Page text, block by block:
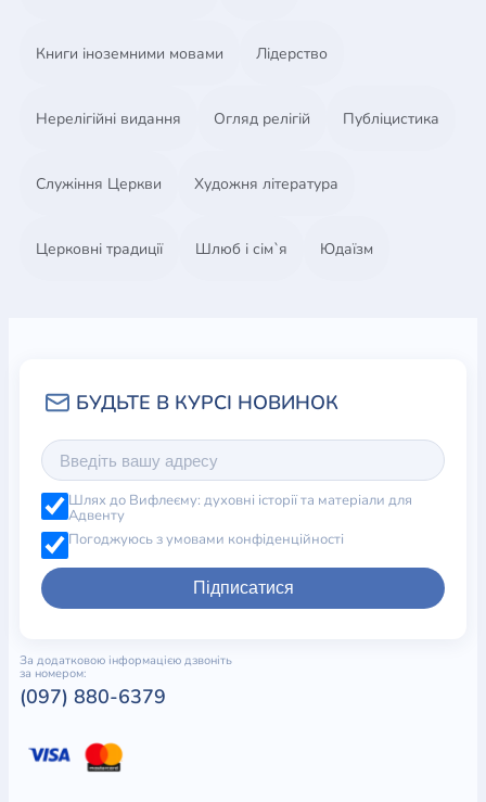
Книги іноземними мовами Лідерство
Нерелігійні видання Огляд релігій Публіцистика
Служіння Церкви Художня література
Церковні традиції Шлюб і сім`я Юдаїзм
Шлях до Вифлеєму: духовні історії та матеріали для
Адвенту
Погоджуюсь з умовами конфіденційності
Підписатися
За додатковою інформацією дзвоніть
за номером:
(097) 880-6379